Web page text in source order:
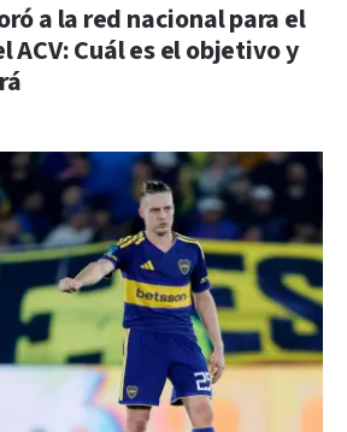
a la red nacional para el
Cuál es el objetivo y